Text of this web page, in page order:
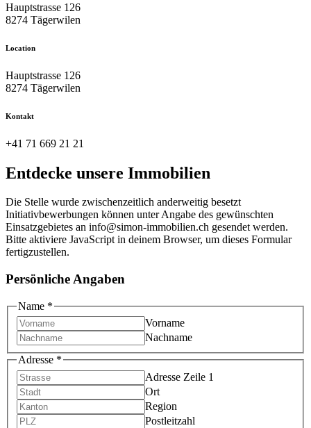
Hauptstrasse 126
8274 Tägerwilen
Location
Hauptstrasse 126
8274 Tägerwilen
Kontakt
+41 71 669 21 21
Entdecke unsere Immobilien
Die Stelle wurde zwischenzeitlich anderweitig besetzt
Initiativbewerbungen können unter Angabe des gewünschten
Einsatzgebietes an info@simon-immobilien.ch gesendet werden.
Bitte aktiviere JavaScript in deinem Browser, um dieses Formular
fertigzustellen.
Persönliche Angaben
Name *
Vorname
Nachname
Adresse *
Adresse Zeile 1
Ort
Region
Postleitzahl